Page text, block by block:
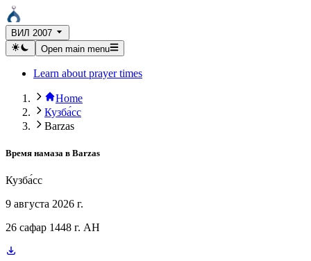
ВИЛ 2007
Open main menu
Learn about prayer times
Home
Кузба́сс
Barzas
Время намаза в Barzas
Кузба́сс
9 августа 2026 г.
26 сафар 1448 г. AH